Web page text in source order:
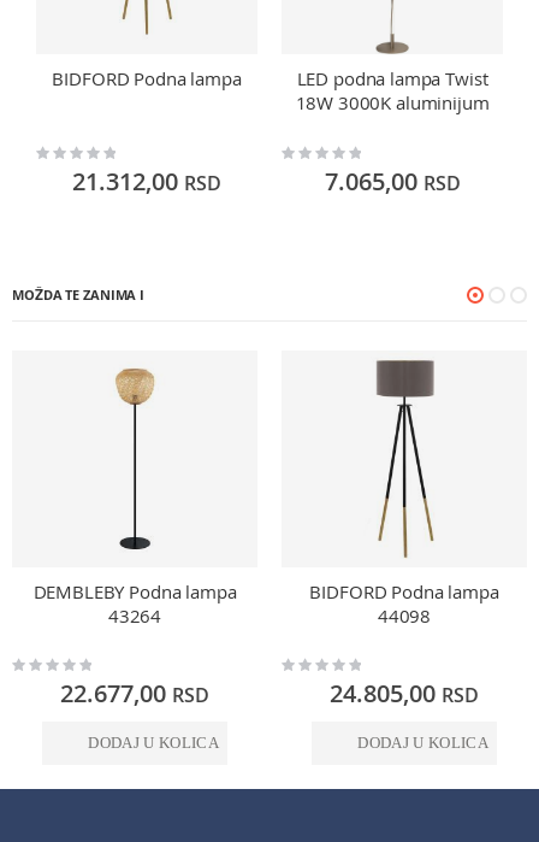
BIDFORD Podna lampa
Rating:
21.312,00 RSD
LED podna lampa Twist
18W 3000K aluminijum
Rating:
7.065,00 RSD
MOŽDA TE ZANIMA I
DEMBLEBY Podna lampa
43264
Rating:
22.677,00 RSD
DODAJ U KOLICA
BIDFORD Podna lampa
44098
Rating:
24.805,00 RSD
DODAJ U KOLICA